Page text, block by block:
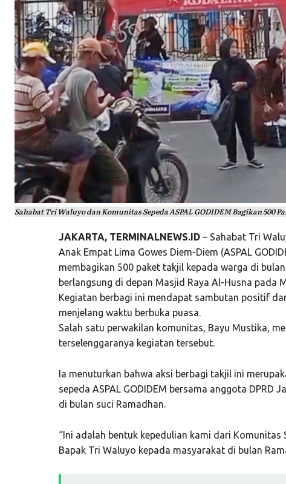
Sahabat Tri Waluyo dan Komunitas Sepeda ASPAL GODIDEM Bagikan 500
JAKARTA, TERMINALNEWS.ID– Sahabat Tri
Anak Empat Lima Gowes Diem-Diem (ASPAL
membagikan 500 paket takjil kepada warga di
berlangsung di depan Masjid Raya Al-Husna pada
Kegiatan berbagi ini mendapat sambutan positif
menjelang waktu berbuka puasa.
Salah satu perwakilan komunitas, Bayu Mustika,
terselenggaranya kegiatan tersebut.
Ia menuturkan bahwa aksi berbagi takjil ini
sepeda ASPAL GODIDEM bersama anggota DPRD
di bulan suci Ramadhan.
“Ini adalah bentuk kepedulian kami dari Komunitas
Bapak Tri Waluyo kepada masyarakat di bulan